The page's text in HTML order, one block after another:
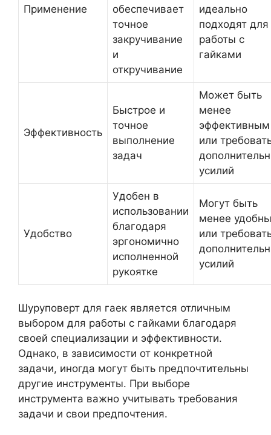
Применение
обеспечивает
точное
закручивание
и
откручивание
идеально
подходят для
работы с
гайками
Эффективность
Быстрое и
точное
выполнение
задач
Может быть
менее
эффективным
или
усилий
Удобство
Удобен в
использовании
благодаря
эргономично
исполненной
рукоятке
Могут быть
менее
или
усилий
Шуруповерт для гаек является отличным
выбором для работы с гайками благодаря
своей специализации и эффективности.
Однако, в зависимости от конкретной
задачи, иногда могут быть предпочтительны
другие инструменты. При выборе
инструмента важно учитывать требования
задачи и свои предпочтения.